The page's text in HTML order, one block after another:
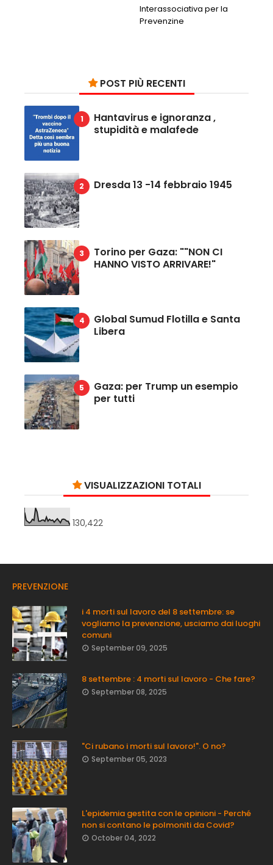
Interassociativa per la
Prevenzine
POST PIÙ RECENTI
Hantavirus e ignoranza ,
stupidità e malafede
Dresda 13 -14 febbraio 1945
Torino per Gaza: ""NON CI
HANNO VISTO ARRIVARE!"
Global Sumud Flotilla e Santa
Libera
Gaza: per Trump un esempio
per tutti
VISUALIZZAZIONI TOTALI
130,422
PREVENZIONE
i 4 morti sul lavoro del 8 settembre: se
vogliamo la prevenzione, usciamo dai luoghi
comuni
September 09, 2025
8 settembre : 4 morti sul lavoro - Che fare?
September 08, 2025
"Ci rubano i morti sul lavoro!". O no?
September 05, 2023
L'epidemia gestita con le opinioni - Perché
non si contano le polmoniti da Covid?
October 04, 2022